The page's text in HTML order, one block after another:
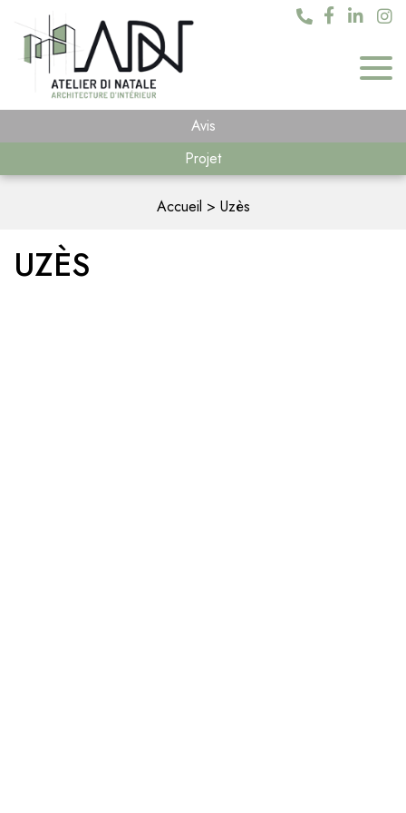
Avis
Projet
Accueil Uzès
UZÈS